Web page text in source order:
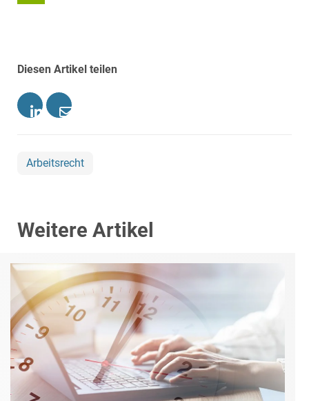
Diesen Artikel teilen
Arbeitsrecht
Weitere Artikel